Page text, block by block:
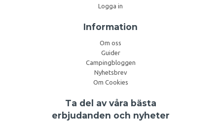
Logga in
Information
Om oss
Guider
Campingbloggen
Nyhetsbrev
Om Cookies
Ta del av våra bästa
erbjudanden och nyheter